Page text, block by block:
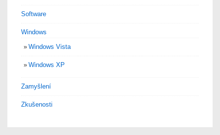
Software
Windows
Windows Vista
Windows XP
Zamyšlení
Zkušenosti